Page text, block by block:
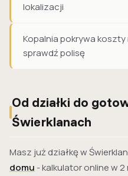
lokalizacji
Kopalnia pokrywa
sprawdź polisę
Od działki do
Świerklanach
Masz już działkę w
domu - kalkulator online w